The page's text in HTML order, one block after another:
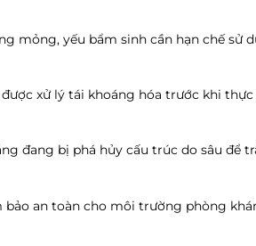
mỏng, yếu bẩm sinh cần hạn chế sử
xử lý tái khoáng hóa trước khi thực
đang bị phá hủy cấu trúc do sâu để
bảo an toàn cho môi trường phòng